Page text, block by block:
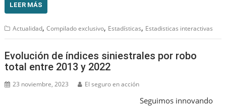
LEER MÁS
Actualidad,Compilado exclusivo, Estadísticas, Estadisticas interactivas
Evolución de índices siniestrales por robo
total entre 2013 y 2022
23 noviembre, 2023 El seguro en acción
Seguimos innovando